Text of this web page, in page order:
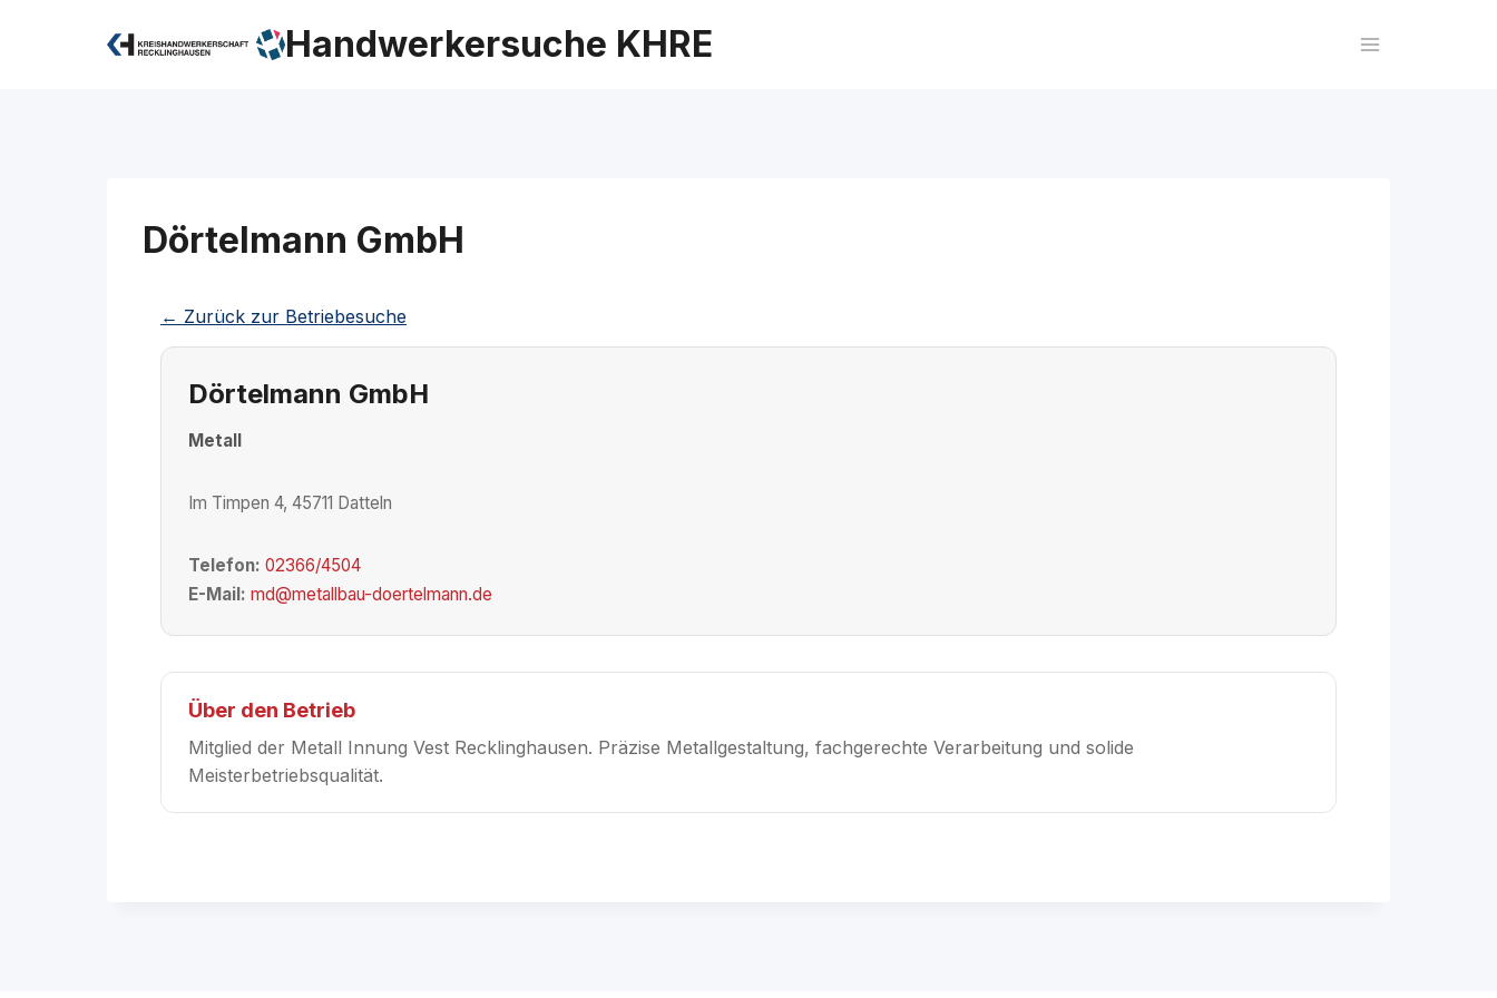
Handwerkersuche KHRE
Dörtelmann GmbH
← Zurück zur Betriebesuche
Dörtelmann GmbH
Metall
Im Timpen 4, 45711 Datteln
Telefon: 02366/4504
E-Mail: md@metallbau-doertelmann.de
Über den Betrieb
Mitglied der Metall Innung Vest Recklinghausen. Präzise Metallgestaltung, fachgerechte Verarbeitung und solide
Meisterbetriebsqualität.